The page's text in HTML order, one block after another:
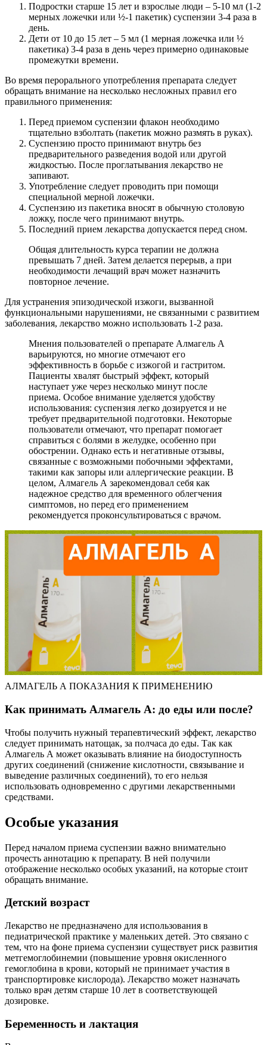
Подростки старше 15 лет и взрослые люди – 5-10 мл (1-2
мерных ложечки или ½-1 пакетик) суспензии 3-4 раза в
день.
Дети от 10 до 15 лет – 5 мл (1 мерная ложечка или ½
пакетика) 3-4 раза в день через примерно одинаковые
промежутки времени.
Во время перорального употребления препарата следует
обращать внимание на несколько несложных правил его
правильного применения:
Перед приемом суспензии флакон необходимо
тщательно взболтать (пакетик можно размять в руках).
Суспензию просто принимают внутрь без
предварительного разведения водой или другой
жидкостью. После проглатывания лекарство не
запивают.
Употребление следует проводить при помощи
специальной мерной ложечки.
Суспензию из пакетика вносят в обычную столовую
ложку, после чего принимают внутрь.
Последний прием лекарства допускается перед сном.
Общая длительность курса терапии не должна
превышать 7 дней. Затем делается перерыв, а при
необходимости лечащий врач может назначить
повторное лечение.
Для устранения эпизодической изжоги, вызванной
функциональными нарушениями, не связанными с развитием
заболевания, лекарство можно использовать 1-2 раза.
Мнения пользователей о препарате Алмагель А
варьируются, но многие отмечают его
эффективность в борьбе с изжогой и гастритом.
Пациенты хвалят быстрый эффект, который
наступает уже через несколько минут после
приема. Особое внимание уделяется удобству
использования: суспензия легко дозируется и не
требует предварительной подготовки. Некоторые
пользователи отмечают, что препарат помогает
справиться с болями в желудке, особенно при
обострении. Однако есть и негативные отзывы,
связанные с возможными побочными эффектами,
такими как запоры или аллергические реакции. В
целом, Алмагель А зарекомендовал себя как
надежное средство для временного облегчения
симптомов, но перед его применением
рекомендуется проконсультироваться с врачом.
АЛМАГЕЛЬ А ПОКАЗАНИЯ К ПРИМЕНЕНИЮ
Как принимать Алмагель А: до еды или после?
Чтобы получить нужный терапевтический эффект, лекарство
следует принимать натощак, за полчаса до еды. Так как
Алмагель А может оказывать влияние на биодоступность
других соединений (снижение кислотности, связывание и
выведение различных соединений), то его нельзя
использовать одновременно с другими лекарственными
средствами.
Особые указания
Перед началом приема суспензии важно внимательно
прочесть аннотацию к препарату. В ней получили
отображение несколько особых указаний, на которые стоит
обращать внимание.
Детский возраст
Лекарство не предназначено для использования в
педиатрической практике у маленьких детей. Это связано с
тем, что на фоне приема суспензии существует риск развития
метгемоглобинемии (повышение уровня окисленного
гемоглобина в крови, который не принимает участия в
транспортировке кислорода). Лекарство может назначать
только врач детям старше 10 лет в соответствующей
дозировке.
Беременность и лактация